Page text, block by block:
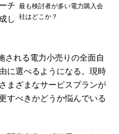
最も検討者が多い電力購入会
社はどこか？
チ
し
れる電力小売りの全面自
に選べるようになる。現時
まざまなサービスプランが
すべきかどうか悩んでいる